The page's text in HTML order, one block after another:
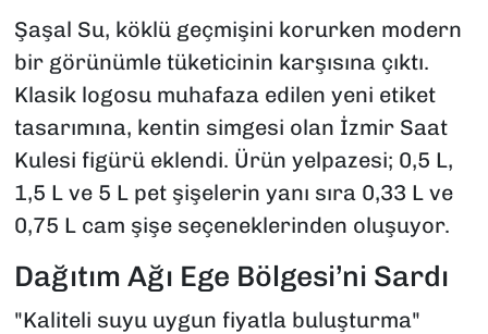
Şaşal Su, köklü geçmişini korurken modern
bir görünümle tüketicinin karşısına çıktı.
Klasik logosu muhafaza edilen yeni etiket
tasarımına, kentin simgesi olan İzmir Saat
Kulesi figürü eklendi. Ürün yelpazesi; 0,5 L,
1,5 L ve 5 L pet şişelerin yanı sıra 0,33 L ve
0,75 L cam şişe seçeneklerinden oluşuyor.
Dağıtım Ağı Ege Bölgesi’ni Sardı
"Kaliteli suyu uygun fiyatla buluşturma"